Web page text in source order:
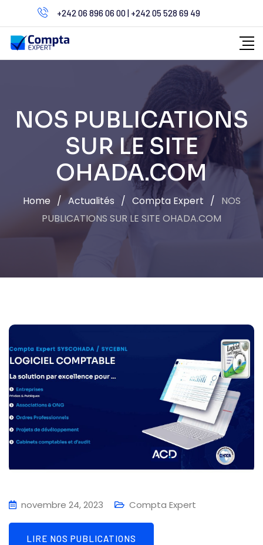
to
content
+242 06 896 06 00 | +242 05 528 69 49
NOS PUBLICATIONS
SUR LE SITE
OHADA.COM
Home / Actualités / Compta Expert / NOS
PUBLICATIONS SUR LE SITE OHADA.COM
novembre 24, 2023 Compta Expert
LIRE NOS PUBLICATIONS